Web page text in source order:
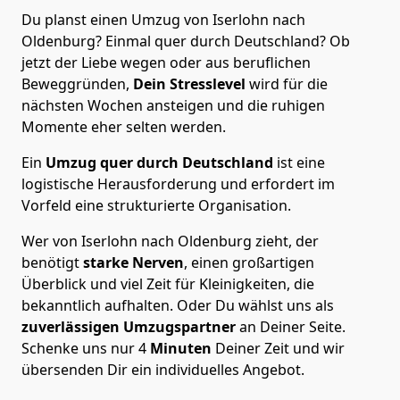
Du planst einen Umzug von Iserlohn nach
Oldenburg? Einmal quer durch Deutschland? Ob
jetzt der Liebe wegen oder aus beruflichen
Beweggründen, Dein Stresslevel wird für die
nächsten Wochen ansteigen und die ruhigen
Momente eher selten werden.
Ein Umzug quer durch Deutschland ist eine
logistische Herausforderung und erfordert im
Vorfeld eine strukturierte Organisation.
Wer von Iserlohn nach Oldenburg zieht, der
benötigtstarke Nerven, einen großartigen
Überblick und viel Zeit für Kleinigkeiten, die
bekanntlich aufhalten. Oder Du wählst uns als
zuverlässigen Umzugspartneran Deiner Seite.
Schenke uns nur4 Minuten Deiner Zeit und wir
übersenden Dir ein individuelles Angebot.